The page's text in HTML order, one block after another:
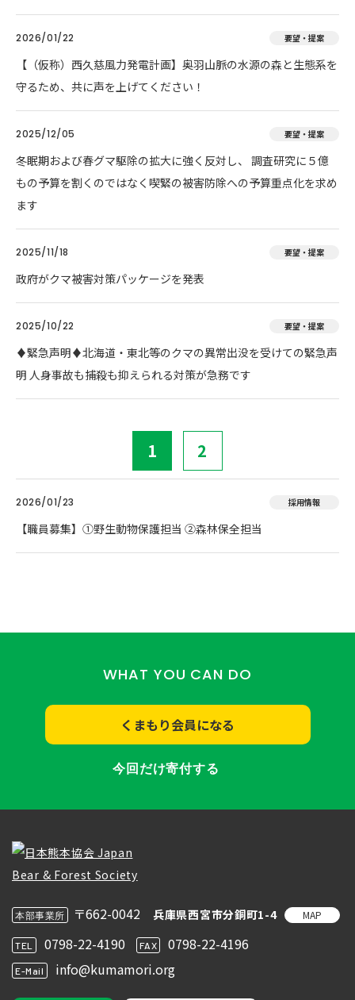
2026/01/22 要望・提案
【（仮称）西久慈風力発電計画】奥羽山脈の水源の森と生態系を
守るため、共に声を上げてください！
2025/12/05 要望・提案
冬眠期および春グマ駆除の拡大に強く反対し、 調査研究に５億
もの予算を割くのではなく喫緊の被害防除への予算重点化を求め
ます
2025/11/18 要望・提案
政府がクマ被害対策パッケージを発表
2025/10/22 要望・提案
♦️緊急声明♦️北海道・東北等のクマの異常出没を受けての緊急声
明 人身事故も捕殺も抑えられる対策が急務です
1 2
2026/01/23 採用情報
【職員募集】①野生動物保護担当 ②森林保全担当
WHAT YOU CAN DO
くまもり会員になる
今回だけ寄付する
本部事業所 〒662-0042 兵庫県西宮市分銅町1-4 MAP
TEL 0798-22-4190 FAX 0798-22-4196
E-Mail info@kumamori.org